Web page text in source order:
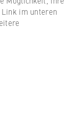
von
die
den Bereich
der
die HWR
im unteren